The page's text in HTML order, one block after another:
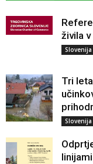
živila
Slovenija
Tri
Slovenija
linijami